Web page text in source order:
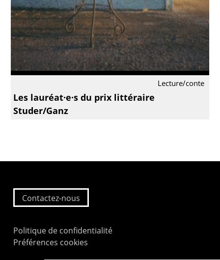
Lecture/conte
Les lauréat·e·s du prix littéraire
Studer/Ganz
Contactez-nous
Politique de confidentialité
Préférences cookies